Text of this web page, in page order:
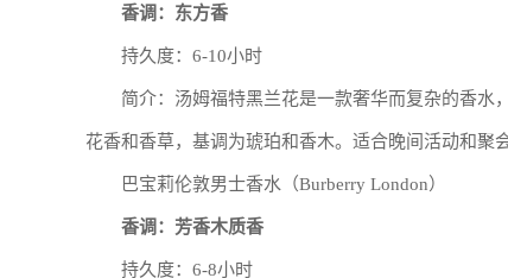
香调：东方香
持久度：6-10小时
简介：汤姆福特黑兰花是一款奢华而复杂的香水
花香和香草，基调为琥珀和香木。适合晚间活动和聚会
巴宝莉伦敦男士香水（Burberry London）
香调：芳香木质香
持久度：6-8小时